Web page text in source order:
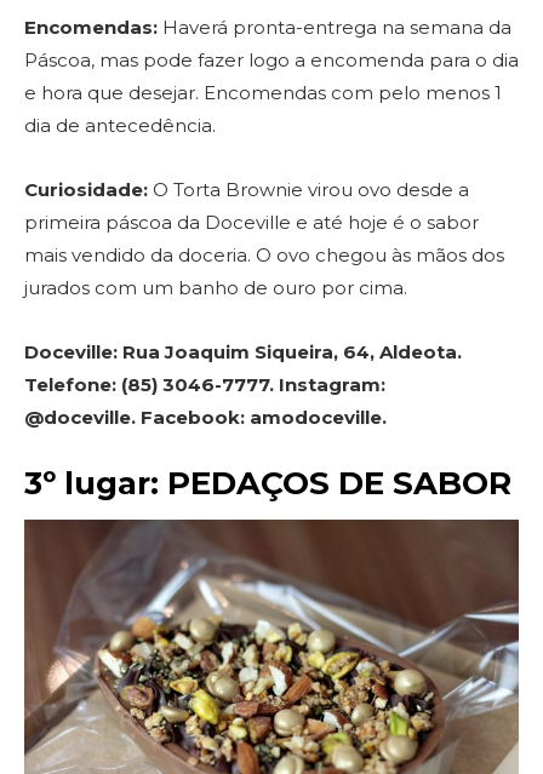
Encomendas: Haverá pronta-entrega na semana da
Páscoa, mas pode fazer logo a encomenda para o dia
e hora que desejar. Encomendas com pelo menos 1
dia de antecedência.
Curiosidade: O Torta Brownie virou ovo desde a
primeira páscoa da Doceville e até hoje é o sabor
mais vendido da doceria. O ovo chegou às mãos dos
jurados com um banho de ouro por cima.
Doceville: Rua Joaquim Siqueira, 64, Aldeota.
Telefone: (85) 3046-7777. Instagram:
@doceville. Facebook: amodoceville.
3º lugar: PEDAÇOS DE SABOR